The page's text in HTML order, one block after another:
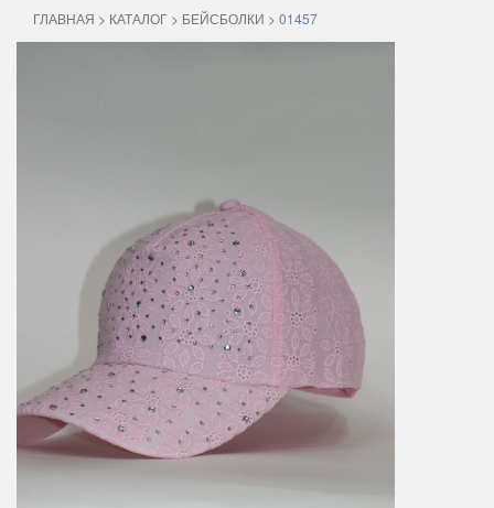
ГЛАВНАЯ > КАТАЛОГ > БЕЙСБОЛКИ > 01457